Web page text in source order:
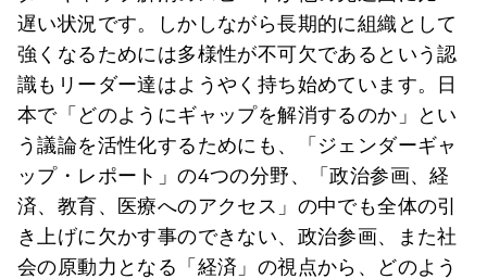
遅い状況です。しかしながら長期的に組織として
強くなるためには多様性が不可欠であるという認
識もリーダー達はようやく持ち始めています。日
本で「どのようにギャップを解消するのか」とい
う議論を活性化するためにも、「ジェンダーギャ
ップ・レポート」の4つの分野、「政治参画、経
済、教育、医療へのアクセス」の中でも全体の引
き上げに欠かす事のできない、政治参画、また社
会の原動力となる「経済」の視点から、どのよう